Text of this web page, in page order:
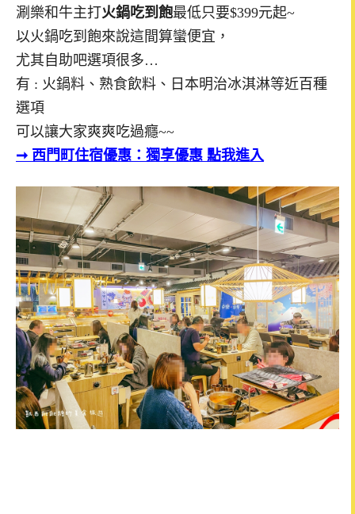
涮樂和牛主打火鍋吃到飽最低只要$399元起~
以火鍋吃到飽來說這間算蠻便宜，
尤其自助吧選項很多…
有 : 火鍋料、熟食飲料、日本明治冰淇淋等近百種
選項
可以讓大家爽爽吃過癮~~
➞ 西門町住宿優惠：獨享優惠 點我進入